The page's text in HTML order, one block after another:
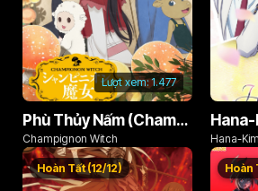
Lượt xem:1.477
Phù Thủy Nấm (Champignon no Majo)
Champignon Witch Hana-
Hoàn Tất (12/12) Hoàn